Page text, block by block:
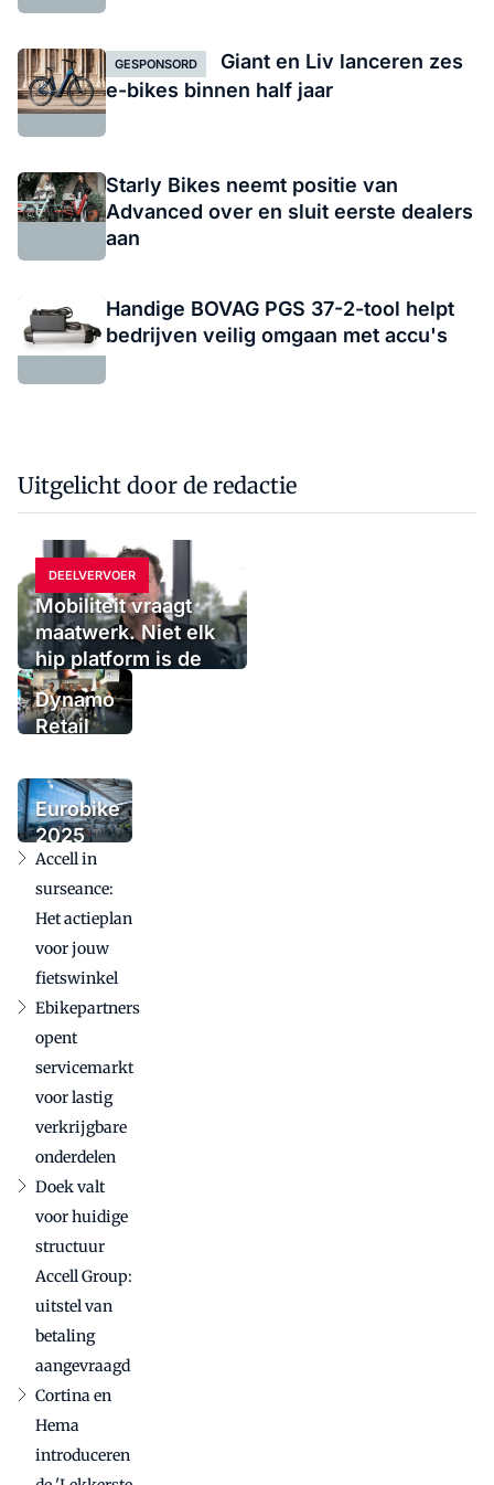
GESPONSORD
Giant en Liv lanceren zes
e-bikes binnen half jaar
Starly Bikes neemt positie van
Advanced over en sluit eerste dealers
aan
Handige BOVAG PGS 37-2-tool helpt
bedrijven veilig omgaan met accu's
Uitgelicht door de redactie
DEELVERVOER
Mobiliteit vraagt
maatwerk. Niet elk
hip platform is de
oplossing
Dynamo
Retail
voegt
urbanmerk
Tenways
toe
Eurobike
2025
bevestigt
internationale
betekenis in
uitdagende
markt
Accell in
surseance:
Het actieplan
voor jouw
fietswinkel
Ebikepartners
opent
servicemarkt
voor lastig
verkrijgbare
onderdelen
Doek valt
voor huidige
structuur
Accell Group:
uitstel van
betaling
aangevraagd
Cortina en
Hema
introduceren